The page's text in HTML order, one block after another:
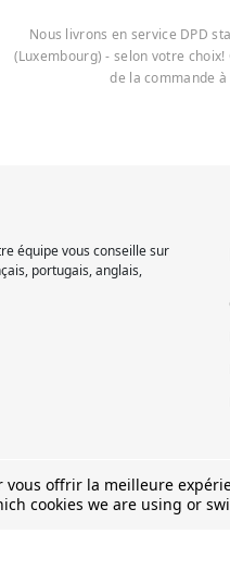
Nous livrons en service DPD
(Luxembourg) - selon votre
de la commande
équipe vous conseille sur
portugais, anglais,
vous offrir la meilleure
cookies we are using or